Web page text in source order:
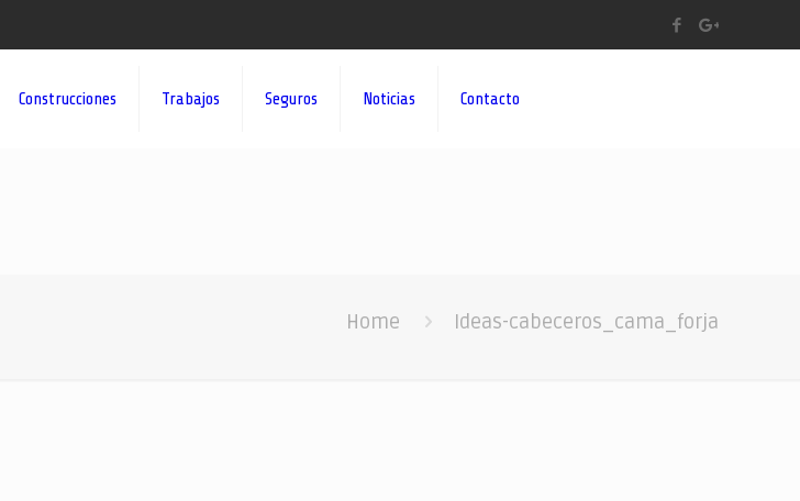
Construcciones Trabajos Seguros Noticias Contacto
Home Ideas-cabeceros_cama_forja